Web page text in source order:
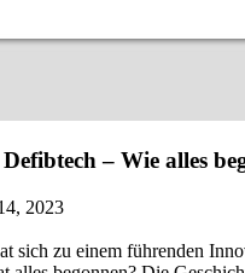
– Wie alles
2023
sich zu einem führenden